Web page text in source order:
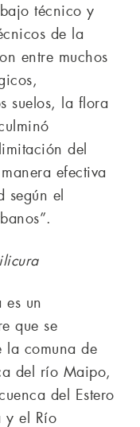
técnico y
de la
entre muchos
suelos, la flora
del
efectiva
según el
es un
que se
la comuna de
del río Maipo,
del Estero
y el Río